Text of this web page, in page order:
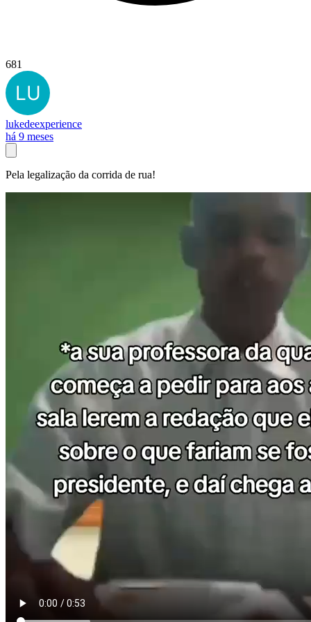
681
lukedeexperience
há 9 meses
Pela legalização da corrida de rua!